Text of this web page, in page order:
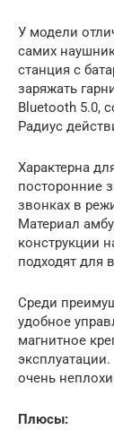
У модели
самих
станция с
заряжать
Bluetooth 5.0,
Радиус
Характерна
посторонние
звонках в
Материал
конструкции
подходят для
Среди
удобное
магнитное
очень
Плюсы: